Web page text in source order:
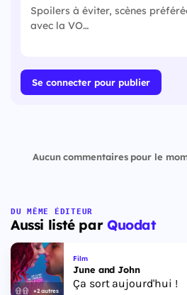
Se connecter pour publier
Aucun commentaires pour le
DU MÊME ÉDITEUR
Aussi listé par Quodat
+2 autres
Film
June and John
Ça sort aujourd'hui !